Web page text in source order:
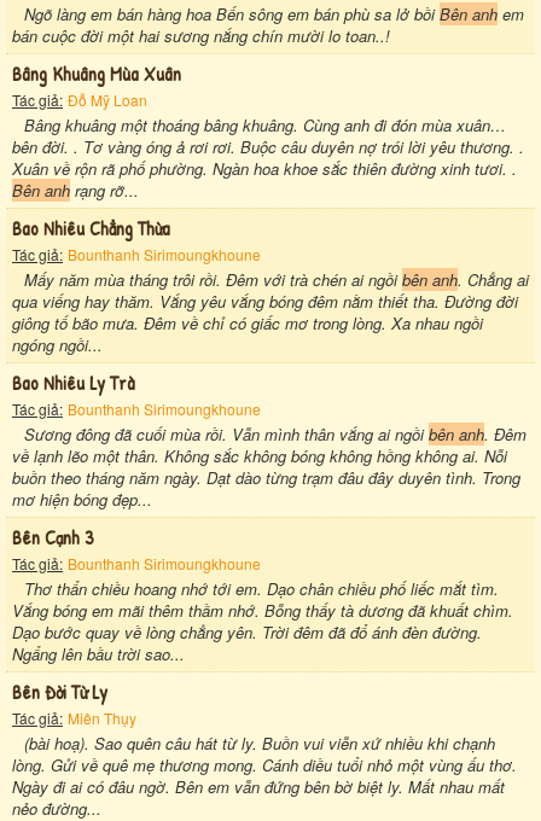
Ngõ làng em bán hàng hoa Bến sông em bán phù sa lở bồiBên anh em
bán cuộc đời một hai sương nắng chín mười lo toan..!
Bâng Khuâng Mùa Xuân
Tác giả: Đỗ Mỹ Loan
Bâng khuâng một thoáng bâng khuâng. Cùng anh đi đón mùa xuân…
bên đời. . Tơ vàng óng ả rơi rơi. Buộc câu duyên nợ trói lời yêu thương. .
Xuân về rộn rã phố phường. Ngàn hoa khoe sắc thiên đường xinh tươi. .
Bên anh rạng rỡ...
Bao Nhiêu Chẳng Thừa
Tác giả: Bounthanh Sirimoungkhoune
Mấy năm mùa tháng trôi rồi. Đêm với trà chén ai ngồibên anh. Chẳng ai
qua viếng hay thăm. Vắng yêu vắng bóng đêm nằm thiết tha. Đường đời
giông tố bão mưa. Đêm về chỉ có giấc mơ trong lòng. Xa nhau ngồi
ngóng ngồi...
Bao Nhiêu Ly Trà
Tác giả: Bounthanh Sirimoungkhoune
Sương đông đã cuối mùa rồi. Vẫn mình thân vắng ai ngồibên anh. Đêm
về lạnh lẽo một thân. Không sắc không bóng không hồng không ai. Nỗi
buồn theo tháng năm ngày. Dạt dào từng trạm đâu đây duyên tình. Trong
mơ hiện bóng đẹp...
Bên Cạnh 3
Tác giả: Bounthanh Sirimoungkhoune
Thơ thẩn chiều hoang nhớ tới em. Dạo chân chiều phố liếc mắt tìm.
Vắng bóng em mãi thêm thầm nhớ. Bỗng thấy tà dương đã khuất chìm.
Dạo bước quay về lòng chẳng yên. Trời đêm đã đổ ánh đèn đường.
Ngẩng lên bầu trời sao...
Bên Đời Từ Ly
Tác giả: Miên Thụy
(bài hoạ). Sao quên câu hát từ ly. Buồn vui viễn xứ nhiều khi chạnh
lòng. Gửi về quê mẹ thương mong. Cánh diều tuổi nhỏ một vùng ấu thơ.
Ngày đi ai có đâu ngờ. Bên em vẫn đứng bên bờ biệt ly. Mất nhau mất
nẻo đường...